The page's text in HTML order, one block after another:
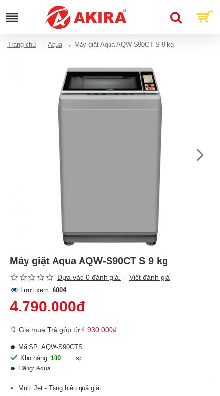
Trang chủ Aqua Máy giặt Aqua AQW-S90CT S 9 kg
Máy giặt Aqua AQW-S90CT S 9 kg
Dựa vào 0 đánh giá. - Viết đánh giá
Lượt xem: 6004
4.790.000đ
🔖 Giá mua Trả góp từ 4.930.000₫
Kho hàng: 100
sp
Hãng: Aqua
Mã SP: AQW-S90CTS
Multi Jet - Tăng hiệu quả giặt